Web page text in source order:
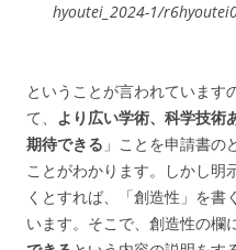
hyoutei_2024-1/
ということが言われています
て、 より広い学術、科学技術
期待できる 」ことを申請書の
ことがわかります。しかし明
くとすれば、「創造性」を書
います。そこで、創造性の欄に